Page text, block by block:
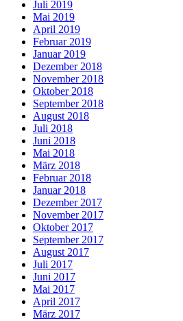
Juli 2019
Mai 2019
April 2019
Februar 2019
Januar 2019
Dezember 2018
November 2018
Oktober 2018
September 2018
August 2018
Juli 2018
Juni 2018
Mai 2018
März 2018
Februar 2018
Januar 2018
Dezember 2017
November 2017
Oktober 2017
September 2017
August 2017
Juli 2017
Juni 2017
Mai 2017
April 2017
März 2017